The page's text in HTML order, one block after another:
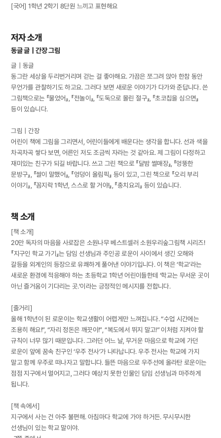
[국어] 1학년 2학기 8단원 느끼고 표현해요
저자 소개
동글 글｜간장 그림
글｜동글
동그란 세상을 두리번거리며 걷는 걸 좋아해요. 가끔은 쪼그려 앉아 한참 동안
무언가를 관찰하기도 하고요. 그러다 보면 새로운 이야기가 다가와 준답니다. 쓴
그림책으로는 『물었어』, 『전놀이』, 『도둑으로 몰린 절구』, 『초코칩을 심으면』
등이 있습니다.
그림｜간장
어린이 책에 그림을 그리면서, 어린이들에게 배운다는 생각을 합니다. 선과 색을
차곡차곡 쌓다 보면, 어른인 저도 조금씩 자라는 것 같아요. 제 그림이 다정하고
재미있는 친구가 되길 바랍니다. 쓰고 그린 책으로 『달밤 썰매장』, 『엉뚱한
문방구』, 『쌀이 말했어』, 『엉덩이 올림픽』 등이 있고, 그린 책으로 『오리 부리
이야기』, 『꼼지락 1학년, 스스로 할 거야!』, 『충치요괴』 등이 있습니다.
책 소개
[책 소개]
20만 독자의 마음을 사로잡은 소원나무 베스트셀러 소원우리숲그림책 시리즈!
『지구인 학교 가기』는 담임 선생님과 주인공 로운이 사이에서 생긴 오해와
갈등을 외계인의 등장으로 유쾌하게 풀어낸 이야기입니다. 이 책은 ‘학교’라는
새로운 환경에 적응해야 하는 초등학교 1학년 어린이들한테 ‘학교는 무서운 곳이
아닌 즐거움이 기다리는 곳.’이라는 긍정적인 메시지를 전합니다.
[줄거리]
올해 1학년이 된 로운이는 학교생활이 어렵게만 느껴집니다. “수업 시간에는
조용히 해요!”, “자리 정돈은 깨끗이!”, “복도에서 뛰지 말고!” 이처럼 지켜야 할
규칙이 너무 많기 때문입니다. 그러던 어느 날, 무거운 마음으로 학교에 가던
로운이 앞에 꿈속 친구인 ‘우주 전사’가 나타납니다. 우주 전사는 학교에 가지
말고 함께 우주로 떠나자고 말합니다. 들뜬 마음으로 우주선에 올라탄 로운이는
점점 지구에서 멀어지고, 그러다 예상치 못한 인물인 담임 선생님과 마주하게
됩니다.
[책 속에서]
지구에서 사는 건 아주 불편해. 아침마다 학교에 가야 하거든. 무시무시한
선생님이 있는 학교 말이야.